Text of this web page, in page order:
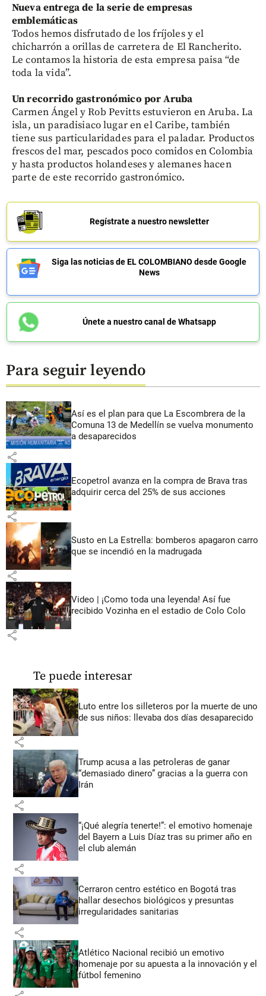
Nueva entrega de la serie de empresas
emblemáticas
Todos hemos disfrutado de los fríjoles y el
chicharrón a orillas de carretera de El Rancherito.
Le contamos la historia de esta empresa paisa “de
toda la vida”.
Un recorrido gastronómico por Aruba
Carmen Ángel y Rob Pevitts estuvieron en Aruba. La
isla, un paradisiaco lugar en el Caribe, también
tiene sus particularidades para el paladar. Productos
frescos del mar, pescados poco comidos en Colombia
y hasta productos holandeses y alemanes hacen
parte de este recorrido gastronómico.
Regístrate a nuestro newsletter
Siga las noticias de EL COLOMBIANO desde Google
News
Únete a nuestro canal de Whatsapp
Para seguir leyendo
Así es el plan para que La Escombrera de la
Comuna 13 de Medellín se vuelva monumento
a desaparecidos
share
Ecopetrol avanza en la compra de Brava tras
adquirir cerca del 25% de sus acciones
share
Susto en La Estrella: bomberos apagaron carro
que se incendió en la madrugada
share
Video | ¡Como toda una leyenda! Así fue
recibido Vozinha en el estadio de Colo Colo
share
Te puede interesar
Luto entre los silleteros por la muerte de uno
de sus niños: llevaba dos días desaparecido
share
Trump acusa a las petroleras de ganar
“demasiado dinero” gracias a la guerra con
Irán
share
“¡Qué alegría tenerte!”: el emotivo homenaje
del Bayern a Luis Díaz tras su primer año en
el club alemán
share
Cerraron centro estético en Bogotá tras
hallar desechos biológicos y presuntas
irregularidades sanitarias
share
Atlético Nacional recibió un emotivo
homenaje por su apuesta a la innovación y el
fútbol femenino